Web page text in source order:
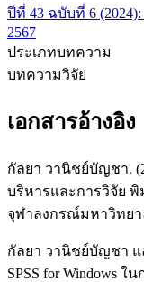
ปีที่ 43 ฉบับที่ 6
2567
ประเภทบทความ
บทความวิจัย
เอกสารอ้างอิง
กัลยา วานิชย์บัญชา.
บริหารและการวิจัย พิ
จุฬาลงกรณ์มหาวิทยา
กัลยา วานิชย์บัญชา แ
SPSS for Windows